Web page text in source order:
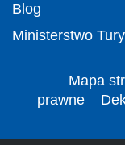
Blog
Ministerstwo
Mapa
prawne